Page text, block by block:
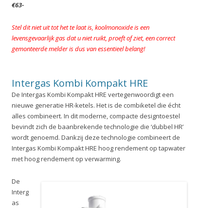
€63-
Stel dit niet uit tot het te laat is, koolmonoxide is een
levensgevaarlijk gas dat u niet ruikt, proeft of ziet, een correct
gemonteerde melder is dus van essentieel belang!
Intergas Kombi Kompakt HRE
De Intergas Kombi Kompakt HRE vertegenwoordigt een
nieuwe generatie HR-ketels. Het is de combiketel die écht
alles combineert. In dit moderne, compacte designtoestel
bevindt zich de baanbrekende technologie die ‘dubbel HR’
wordt genoemd. Dankzij deze technologie ­combineert de
Intergas Kombi Kompakt HRE hoog rendement op tapwater
met hoog rendement op verwarming.
De
Interg
as